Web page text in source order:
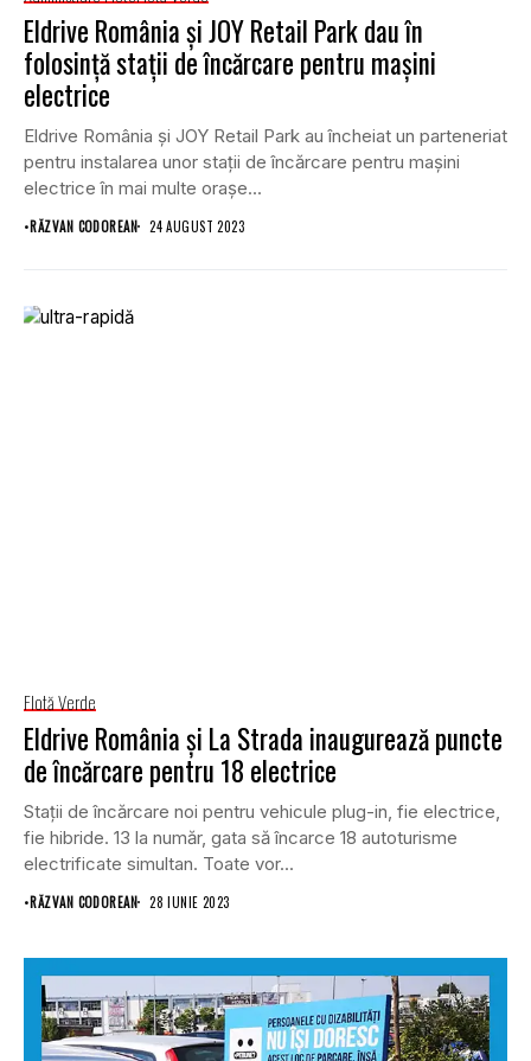
Eldrive România și JOY Retail Park dau în
folosință stații de încărcare pentru mașini
electrice
Eldrive România și JOY Retail Park au încheiat un parteneriat
pentru instalarea unor stații de încărcare pentru mașini
electrice în mai multe orașe...
•RĂZVAN CODOREAN 24 AUGUST 2023
Flotă Verde
Eldrive România și La Strada inaugurează puncte
de încărcare pentru 18 electrice
Stații de încărcare noi pentru vehicule plug-in, fie electrice,
fie hibride. 13 la număr, gata să încarce 18 autoturisme
electrificate simultan. Toate vor...
•RĂZVAN CODOREAN 28 IUNIE 2023